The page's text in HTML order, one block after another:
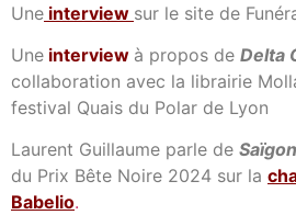
Une interview sur le site de
Une interview à propos de Delta
collaboration avec la librairie
festival Quais du Polar de Lyon
Laurent Guillaume parle de Saïgon
du Prix Bête Noire 2024 sur la
Babelio.